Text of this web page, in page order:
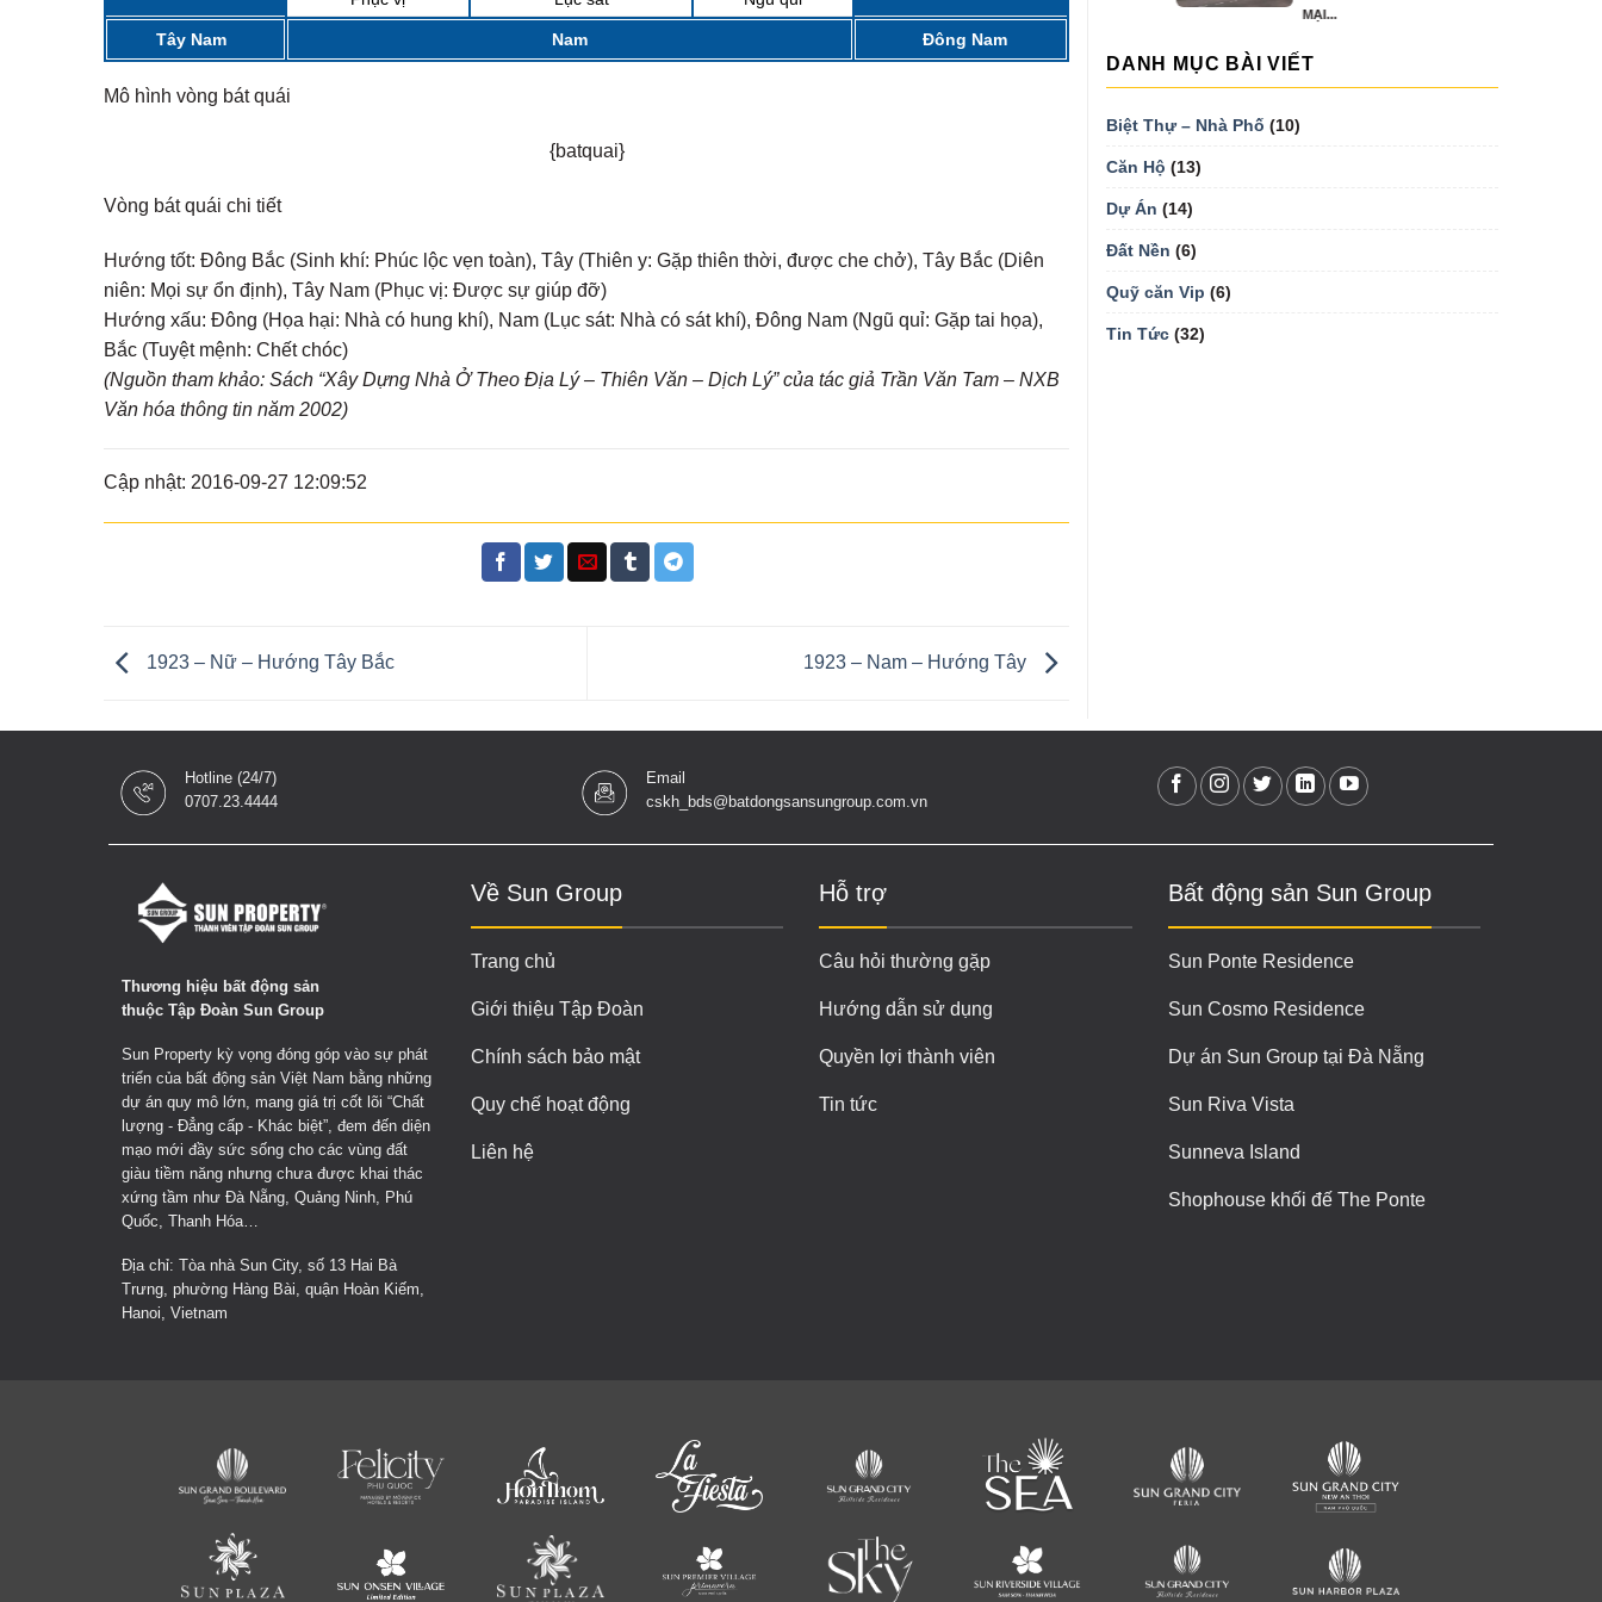
Tây Nam Nam Đông Nam
Mô hình vòng bát quái
{batquai}
Vòng bát quái chi tiết
Hướng tốt: Đông Bắc (Sinh khí: Phúc lộc vẹn toàn), Tây (Thiên y: Gặp thiên thời, được che chở), Tây Bắc (Diên
niên: Mọi sự ổn định), Tây Nam (Phục vị: Được sự giúp đỡ)
Hướng xấu: Đông (Họa hại: Nhà có hung khí), Nam (Lục sát: Nhà có sát khí), Đông Nam (Ngũ quỉ: Gặp tai họa),
Bắc (Tuyệt mệnh: Chết chóc)
(Nguồn tham khảo: Sách “Xây Dựng Nhà Ở Theo Địa Lý – Thiên Văn – Dịch Lý” của tác giả Trần Văn Tam – NXB
Văn hóa thông tin năm 2002)
Cập nhật: 2016-09-27 12:09:52
1923 – Nữ – Hướng Tây Bắc 1923 – Nam – Hướng Tây
DANH MỤC BÀI VIẾT
Biệt Thự – Nhà Phố (10)
Căn Hộ (13)
Dự Án (14)
Đất Nền (6)
Quỹ căn Vip (6)
Tin Tức (32)
Hotline (24/7)
0707.23.4444
Email
cskh_bds@batdongsansungroup.com.vn
Thương hiệu bất động sản
thuộc Tập Đoàn Sun Group
Sun Property kỳ vọng đóng góp vào sự phát
triển của bất động sản Việt Nam bằng những
dự án quy mô lớn, mang giá trị cốt lõi “Chất
lượng - Đẳng cấp - Khác biệt”, đem đến diện
mạo mới đầy sức sống cho các vùng đất
giàu tiềm năng nhưng chưa được khai thác
xứng tầm như Đà Nẵng, Quảng Ninh, Phú
Quốc, Thanh Hóa…
Địa chỉ: Tòa nhà Sun City, số 13 Hai Bà
Trưng, phường Hàng Bài, quận Hoàn Kiếm,
Hanoi, Vietnam
Về Sun Group
Trang chủ
Giới thiệu Tập Đoàn
Chính sách bảo mật
Quy chế hoạt động
Liên hệ
Hỗ trợ
Câu hỏi thường gặp
Hướng dẫn sử dụng
Quyền lợi thành viên
Tin tức
Bất động sản Sun Group
Sun Ponte Residence
Sun Cosmo Residence
Dự án Sun Group tại Đà Nẵng
Sun Riva Vista
Sunneva Island
Shophouse khối đế The Ponte